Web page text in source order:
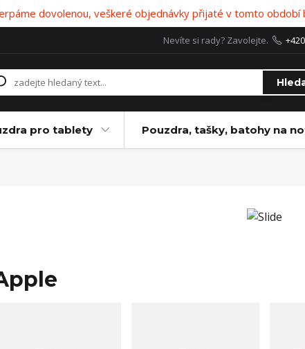
dovolenou, veškeré objednávky přijaté v tomto období
Nevíte si rady? Zavolejte.
pro tablety Pouzdra, tašky, batohy na